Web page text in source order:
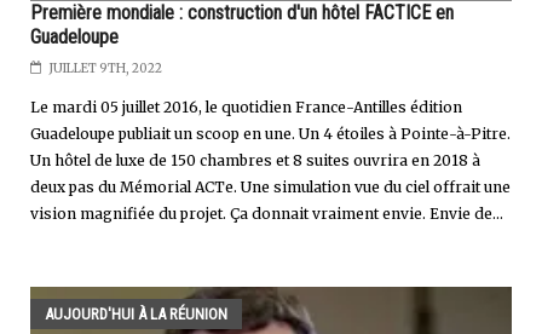
Première mondiale : construction d'un hôtel FACTICE en
Guadeloupe
JUILLET 9TH, 2022
Le mardi 05 juillet 2016, le quotidien France-Antilles édition
Guadeloupe publiait un scoop en une. Un 4 étoiles à Pointe-à-Pitre.
Un hôtel de luxe de 150 chambres et 8 suites ouvrira en 2018 à
deux pas du Mémorial ACTe. Une simulation vue du ciel offrait une
vision magnifiée du projet. Ça donnait vraiment envie. Envie de...
AUJOURD'HUI À LA RÉUNION